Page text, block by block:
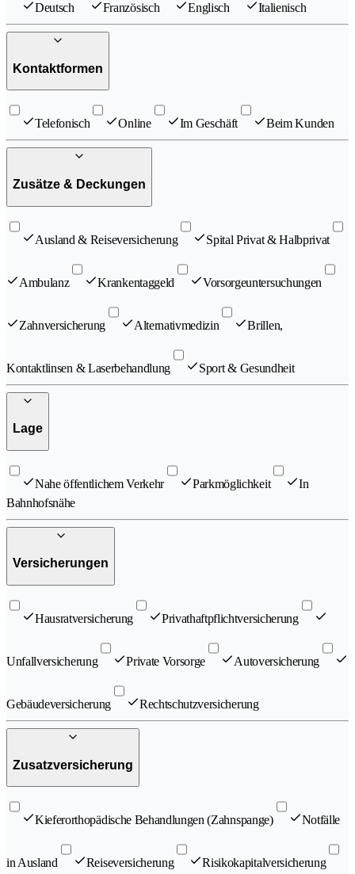
Deutsch Französisch Englisch Italienisch
Kontaktformen
Telefonisch Online Im Geschäft Beim Kunden
Zusätze & Deckungen
Ausland & Reiseversicherung Spital Privat & Halbprivat
Ambulanz Krankentaggeld Vorsorgeuntersuchungen
Zahnversicherung Alternativmedizin Brillen,
Kontaktlinsen & Laserbehandlung Sport & Gesundheit
Lage
Nahe öffentlichem Verkehr Parkmöglichkeit
In
Bahnhofsnähe
Versicherungen
Hausratversicherung Privathaftpflichtversicherung
Unfallversicherung Private Vorsorge Autoversicherung
Gebäudeversicherung Rechtschutzversicherung
Zusatzversicherung
Kieferorthopädische Behandlungen (Zahnspange) Notfälle
in Ausland Reiseversicherung Risikokapitalversicherung